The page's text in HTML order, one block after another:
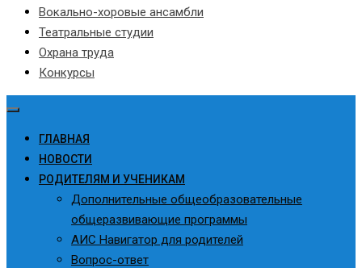
Вокально-хоровые ансамбли
Театральные студии
Охрана труда
Конкурсы
ГЛАВНАЯ
НОВОСТИ
РОДИТЕЛЯМ И УЧЕНИКАМ
Дополнительные общеобразовательные
общеразвивающие программы
АИС Навигатор для родителей
Вопрос-ответ